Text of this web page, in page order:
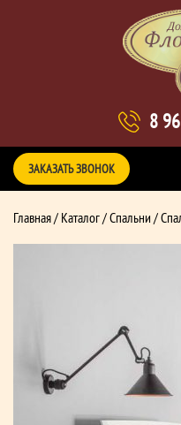
8
ЗАКАЗАТЬ ЗВОНОК
Главная/ Каталог/Спальни /